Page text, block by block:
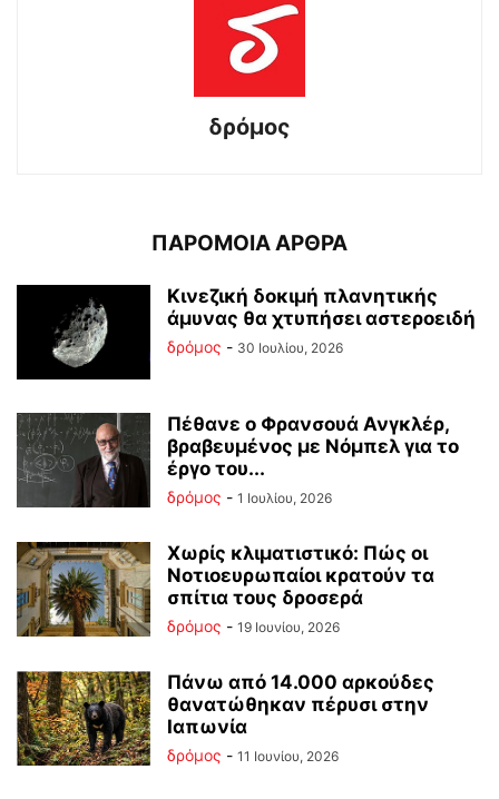
δρόμος
ΠΑΡΟΜΟΙΑ ΑΡΘΡΑ
Κινεζική δοκιμή πλανητικής
άμυνας θα χτυπήσει αστεροειδή
δρόμος - 30 Ιουλίου, 2026
Πέθανε ο Φρανσουά Ανγκλέρ,
βραβευμένος με Νόμπελ για το
έργο του...
δρόμος - 1 Ιουλίου, 2026
Χωρίς κλιματιστικό: Πώς οι
Νοτιοευρωπαίοι κρατούν τα
σπίτια τους δροσερά
δρόμος - 19 Ιουνίου, 2026
Πάνω από 14.000 αρκούδες
θανατώθηκαν πέρυσι στην
Ιαπωνία
δρόμος - 11 Ιουνίου, 2026